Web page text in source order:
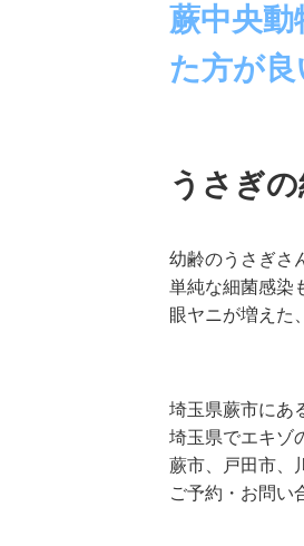
蕨中央動
た方が
うさぎ
幼齢のうさぎさ
単純な細菌感染
眼ヤニが増えた
埼玉県蕨市にあ
埼玉県でエキゾ
蕨市、戸田市、
ご予約・お問い